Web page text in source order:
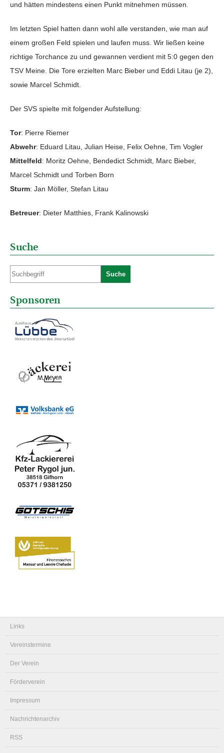
und hätten mindestens einen Punkt mitnehmen müssen.
Im letzten Spiel hatten dann wohl alle verstanden, wie man auf
einem großen Feld spielen und laufen muss. Wir ließen keine
richtige Torchance zu und gewannen verdient mit 5:0 gegen den
TSV Meine. Die Tore erzielten Marc Bieber und Eddi Litau (je 2),
sowie Marcel Schmidt.
Der SVS spielte mit folgender Aufstellung:
Tor: Pierre Riemer
Abwehr: Eduard Litau, Julian Heise, Felix Oehne, Tim Vogler
Mittelfeld: Moritz Oehne, Bendedict Schmidt, Marc Bieber,
Marcel Schmidt und Torben Born
Sturm: Jan Möller, Stefan Litau
Betreuer: Dieter Matthies, Frank Kalinowski
Suche
Suche
Sponsoren
Links
Vereinstermine
Der Verein
Förderverein
Impressum
Nachrichtenarchiv
RSS